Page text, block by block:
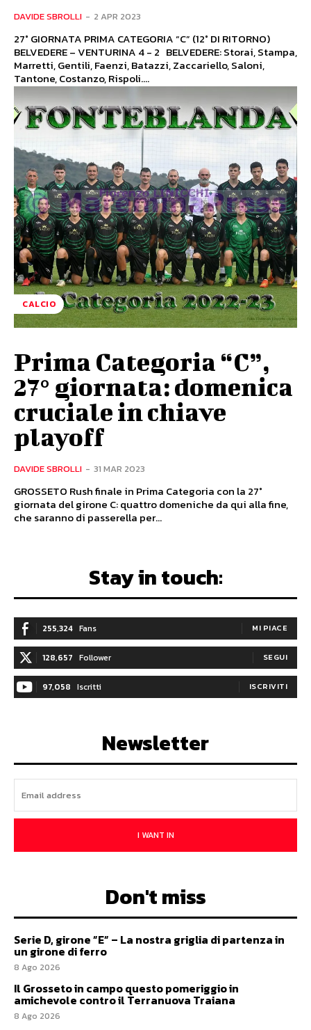
DAVIDE SBROLLI - 2 APR 2023
27° GIORNATA PRIMA CATEGORIA “C” (12° DI RITORNO)
BELVEDERE – VENTURINA 4 - 2 BELVEDERE: Storai, Stampa,
Marretti, Gentili, Faenzi, Batazzi, Zaccariello, Saloni,
Tantone, Costanzo, Rispoli....
CALCIO
Prima Categoria “C”,
27° giornata: domenica
cruciale in chiave
playoff
DAVIDE SBROLLI - 31 MAR 2023
GROSSETO Rush finale in Prima Categoria con la 27°
giornata del girone C: quattro domeniche da qui alla fine,
che saranno di passerella per...
Stay in touch:
255,324 Fans MI PIACE
128,657 Follower SEGUI
97,058 Iscritti ISCRIVITI
Newsletter
I WANT IN
Don't miss
Serie D, girone ”E” – La nostra griglia di partenza in
un girone di ferro
8 Ago 2026
Il Grosseto in campo questo pomeriggio in
amichevole contro il Terranuova Traiana
8 Ago 2026